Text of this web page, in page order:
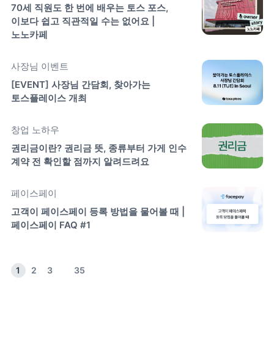
70세 직원도 한 번에 배우는 토스 포스,
이보다 쉽고 직관적일 수는 없어요 |
노노카페
사장님 이벤트
[EVENT] 사장님 간담회, 찾아가는
토스플레이스 개최
창업 노하우
권리금이란? 권리금 뜻, 종류부터 가게 인수
계약 전 확인할 점까지 알려드려요
페이스페이
고객이 페이스페이 등록 방법을 물어볼 때 |
페이스페이 FAQ #1
1 2 3 35